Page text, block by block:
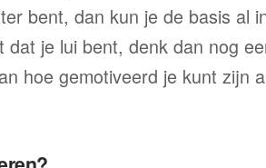
bent, dan kun je de basis al
dat je lui bent, denk dan nog
hoe gemotiveerd je kunt zijn